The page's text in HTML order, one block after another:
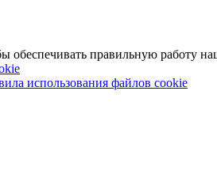
правильную работу
использования файлов cookie